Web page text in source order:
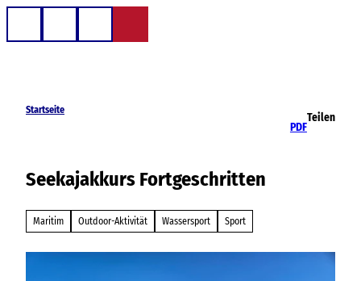
Startseite
PDF
Teilen
Seekajakkurs Fortgeschritten
Maritim Outdoor-Aktivität Wassersport Sport